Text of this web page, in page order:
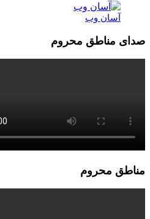
آسان وب
صدای مناطق محروم
مناطق محروم